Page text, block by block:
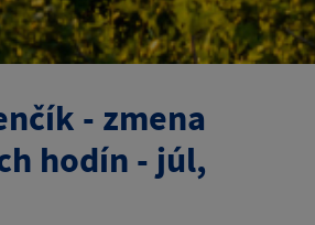
- zmena
hodín - júl,